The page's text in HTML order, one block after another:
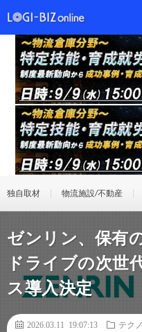
独自取材 物流施設/不動産
ゼンリン、保有
ドライブの次世
ス導入決定
2026.03.11 19:07:13
テク